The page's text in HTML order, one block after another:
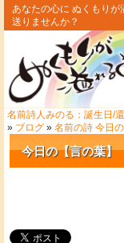
あなたの心に ぬくもりが
送りませんか？
名前詩人みのる：誕生日/
» ブログ »名前の詩 今日の
今日の【言の葉】